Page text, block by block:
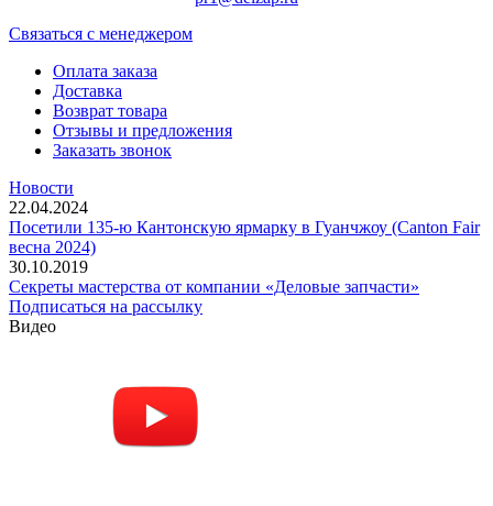
Cвязаться с менеджером
Оплата заказа
Доставка
Возврат товара
Отзывы и предложения
Заказать звонок
Новости
22.04.2024
Посетили 135-ю Кантонскую ярмарку в Гуанчжоу (Canton Fair
весна 2024)
30.10.2019
Секреты мастерства от компании «Деловые запчасти»
Подписаться на рассылку
Видео